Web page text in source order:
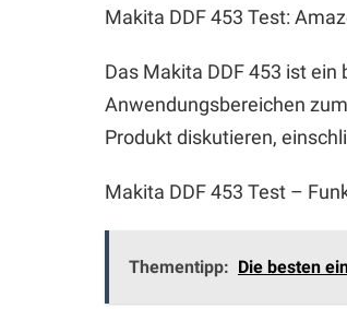
Makita DDF 453 Test:
Das Makita DDF 453 ist
Anwendungsbereichen
Produkt diskutieren,
Makita DDF 453 Test –
Thementipp: Die besten